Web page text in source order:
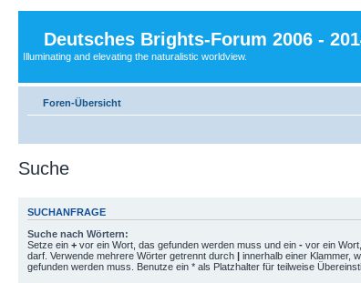
Deutsches Brights-Forum 2006 -
Illuminating and elevating the naturalistic worldview.
Foren-Übersicht
Suche
SUCHANFRAGE
Suche nach Wörtern:
Setze ein + vor ein Wort, das gefunden werden muss und ein - vor ein
darf. Verwende mehrere Wörter getrennt durch | innerhalb einer Klammer,
gefunden werden muss. Benutze ein * als Platzhalter für teilweise